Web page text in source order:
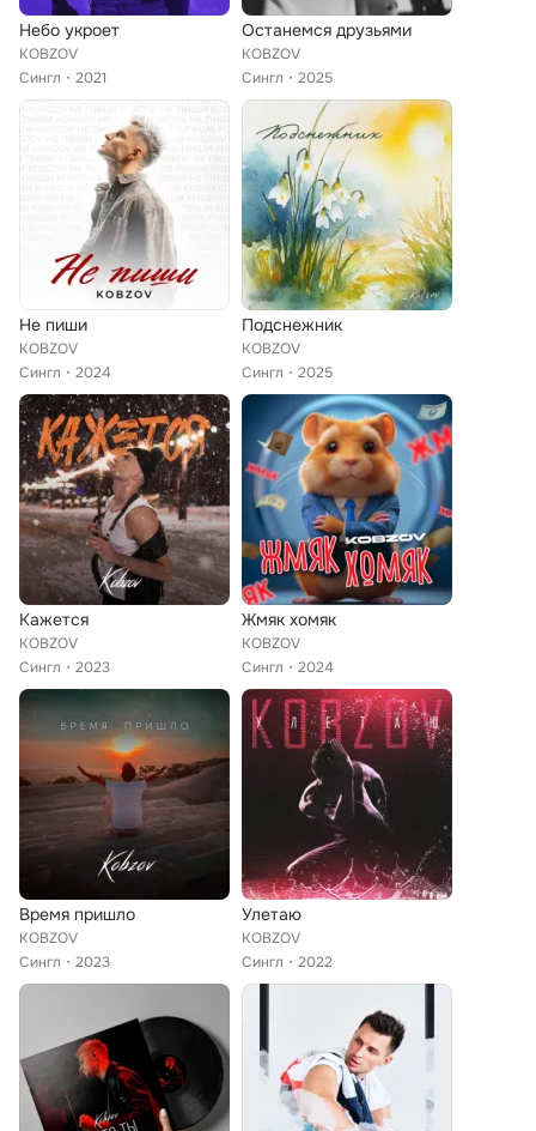
Небо укроет
KOBZOV
Сингл
2021
Останемся друзьями
KOBZOV
Сингл
2025
Не пиши
KOBZOV
Сингл
2024
Подснежник
KOBZOV
Сингл
2025
Кажется
KOBZOV
Сингл
2023
Жмяк хомяк
KOBZOV
Сингл
2024
Время пришло
KOBZOV
Сингл
2023
Улетаю
KOBZOV
Сингл
2022